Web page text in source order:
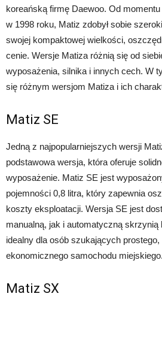
koreańską firmę Daewoo. Od
w 1998 roku, Matiz zdobył sobie
swojej kompaktowej wielkości,
cenie. Wersje Matiza różnią się od
wyposażenia, silnika i innych cech. W
się różnym wersjom Matiza i ich
Matiz SE
Jedną z najpopularniejszych wersji
podstawowa wersja, która oferuje
wyposażenie. Matiz SE jest
pojemności 0,8 litra, który zapewnia
koszty eksploatacji. Wersja SE jest
manualną, jak i automatyczną skrzynią
idealny dla osób szukających
ekonomicznego samochodu miejskiego.
Matiz SX